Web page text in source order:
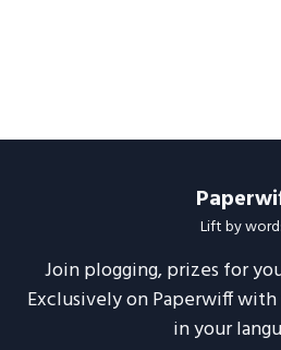
Lift by
Join plogging, prizes for
Exclusively on Paperwiff
in your